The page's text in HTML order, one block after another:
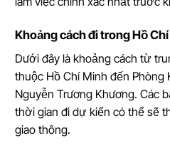
Khoảng cách đi trong Hồ
Dưới đây là khoảng cách từ
thuộc Hồ Chí Minh đến Phòng
Nguyễn Trương Khương. Các
thời gian đi dự kiến có thể sẽ
giao thông.